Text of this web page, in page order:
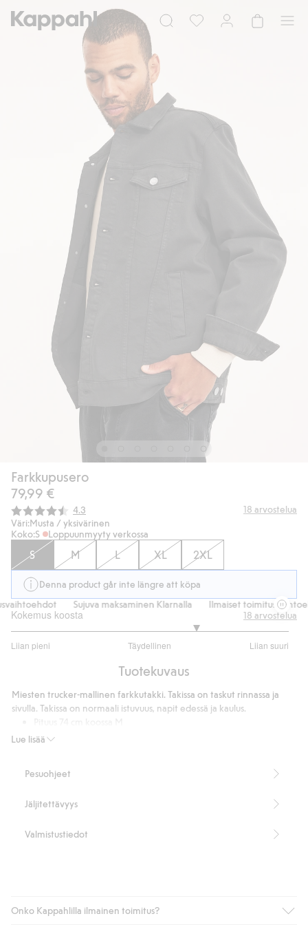
Farkkupusero
79,99 €
Keskimääräinen luokitus:
4.3 18 arvostelua
Väri:Musta / yksivärinen
Koko:S Loppuunmyyty verkossa
S M L XL 2XL
Denna product går inte längre att köpa
Sujuva maksaminen Klarnalla Ilmaiset
Kokemus koosta
Liian pieni Täydellinen Liian suuri
/
ääneen
18 arvostelua
Tuotekuvaus
Lue lisää
Miesten trucker-mallinen farkkutakki. Takissa on taskut rinnassa ja
sivulla. Takissa on normaali istuvuus, napit edessä ja kaulus.
Normaali istuvuus
Pesuohjeet
Jäljitettävyys
Valmistustiedot
Onko Kappahlilla ilmainen toimitus?